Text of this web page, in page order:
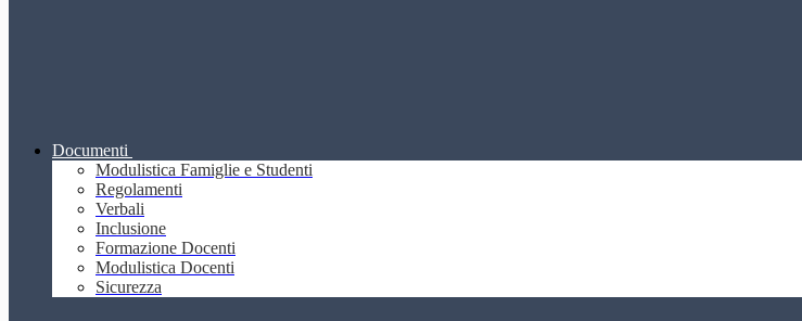
Documenti
Modulistica Famiglie e Studenti
Regolamenti
Verbali
Inclusione
Formazione Docenti
Modulistica Docenti
Sicurezza